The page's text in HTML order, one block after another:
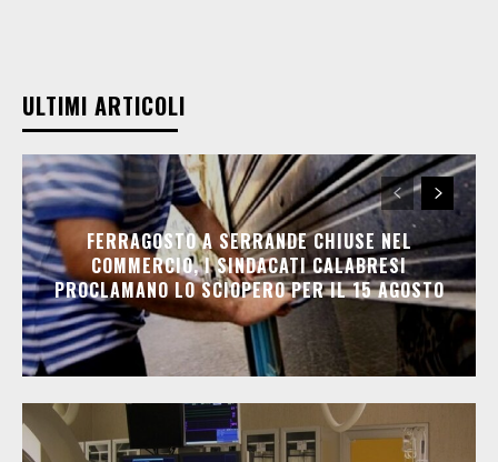
ULTIMI ARTICOLI
FERRAGOSTO A SERRANDE CHIUSE NEL
COMMERCIO, I SINDACATI CALABRESI
PROCLAMANO LO SCIOPERO PER IL 15 AGOSTO